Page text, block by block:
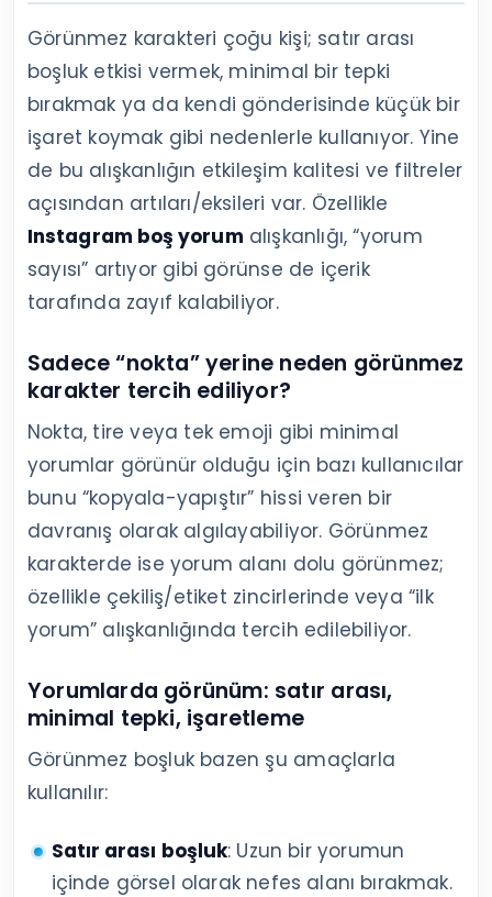
Görünmez karakteri çoğu kişi; satır arası
boşluk etkisi vermek, minimal bir tepki
bırakmak ya da kendi gönderisinde küçük bir
işaret koymak gibi nedenlerle kullanıyor. Yine
de bu alışkanlığın etkileşim kalitesi ve filtreler
açısından artıları/eksileri var. Özellikle
Instagram boş yorum alışkanlığı, “yorum
sayısı” artıyor gibi görünse de içerik
tarafında zayıf kalabiliyor.
Sadece “nokta” yerine neden görünmez
karakter tercih ediliyor?
Nokta, tire veya tek emoji gibi minimal
yorumlar görünür olduğu için bazı kullanıcılar
bunu “kopyala-yapıştır” hissi veren bir
davranış olarak algılayabiliyor. Görünmez
karakterde ise yorum alanı dolu görünmez;
özellikle çekiliş/etiket zincirlerinde veya “ilk
yorum” alışkanlığında tercih edilebiliyor.
Yorumlarda görünüm: satır arası,
minimal tepki, işaretleme
Görünmez boşluk bazen şu amaçlarla
kullanılır:
Satır arası boşluk: Uzun bir yorumun
içinde görsel olarak nefes alanı bırakmak.